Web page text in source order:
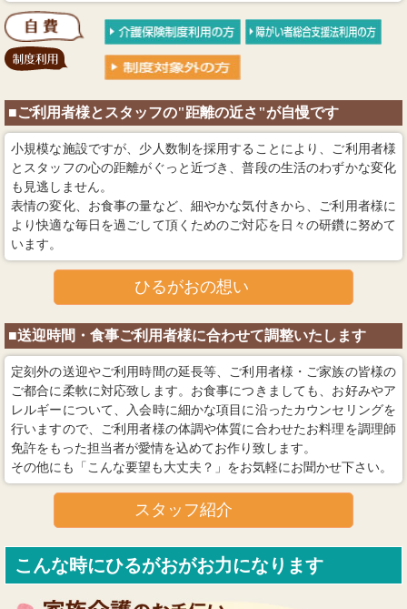
■ご利用者様とスタッフの"距離の近さ"が自慢です
小規模な施設ですが、少人数制を採用することにより、ご利用者様
とスタッフの心の距離がぐっと近づき、普段の生活のわずかな変化
も見逃しません。
表情の変化、お食事の量など、細やかな気付きから、ご利用者様に
より快適な毎日を過ごして頂くためのご対応を日々の研鑽に努めて
います。
ひるがおの想い
■送迎時間・食事ご利用者様に合わせて調整いたします
定刻外の送迎やご利用時間の延長等、ご利用者様・ご家族の皆様の
ご都合に柔軟に対応致します。お食事につきましても、お好みやア
レルギーについて、入会時に細かな項目に沿ったカウンセリングを
行いますので、ご利用者様の体調や体質に合わせたお料理を調理師
免許をもった担当者が愛情を込めてお作り致します。
その他にも「こんな要望も大丈夫？」をお気軽にお聞かせ下さい。
スタッフ紹介
こんな時にひるがおがお力になります